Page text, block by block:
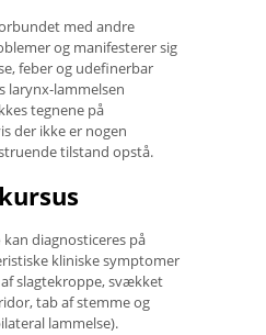
med andre
og manifesterer sig
feber og udefinerbar
larynx-lammelsen
tegnene på
der ikke er nogen
tilstand opstå.
kan diagnosticeres på
kliniske symptomer
slagtekroppe, svækket
tab af stemme og
lammelse).